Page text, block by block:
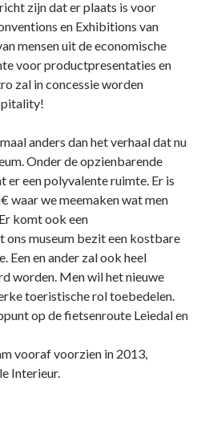
zijn dat er plaats is voor
en Exhibitions van
mensen uit de economische
voor productpresentaties en
zal in concessie worden
anders dan het verhaal dat nu
Onder de opzienbarende
een polyvalente ruimte. Er is
waar we meemaken wat men
komt ook een
ons museum bezit een kostbare
Een en ander zal ook heel
worden. Men wil het nieuwe
toeristische rol toebedelen.
op de fietsenroute Leiedal en
vooraf voorzien in 2013,
Interieur.